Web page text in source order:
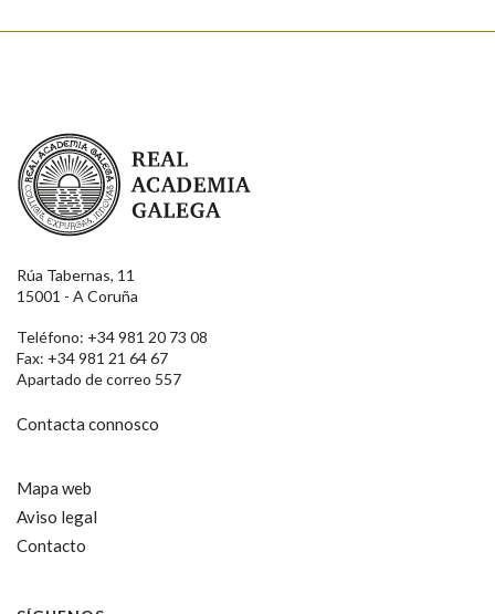
Real Academia Galega
Rúa Tabernas, 11
15001 - A Coruña
Teléfono: +34 981 20 73 08
Fax: +34 981 21 64 67
Apartado de correo 557
Contacta connosco
Mapa web
Aviso legal
Contacto